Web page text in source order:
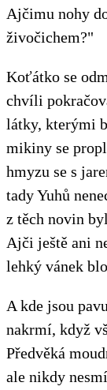
Ajčimu nohy
živočichem?"
Koťátko se
chvíli
látky, kterými
mikiny se
hmyzu se s
tady Yuhů
z těch novin
Ajči ještě ani
lehký vánek
A kde jsou
nakrmí, když
Předvěká
ale nikdy